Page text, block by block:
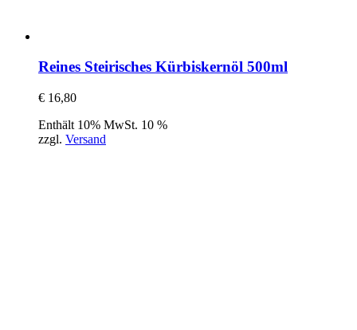
Reines Steirisches Kürbiskernöl 500ml
€ 16,80
Enthält 10% MwSt. 10 %
zzgl. Versand